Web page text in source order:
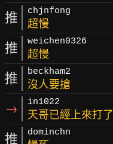
推 chjnfong
超慢
推 weichen0326
超慢
推 beckham2
沒人要搶
→ in1022
天哥已經上來打了
推 dominchn